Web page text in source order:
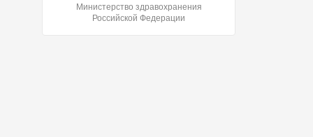
Министерство здравохранения
Российской Федерации